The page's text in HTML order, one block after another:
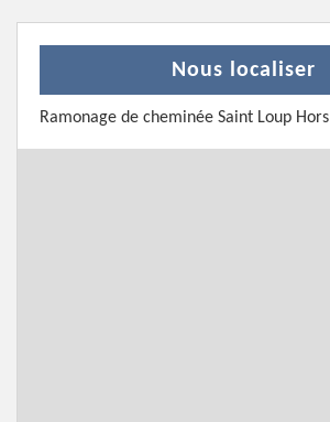
Nous localiser
Ramonage de cheminée Saint Loup Hors